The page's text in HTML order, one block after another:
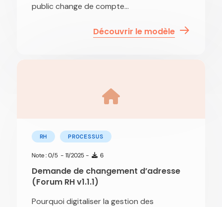
public change de compte...
Découvrir le modèle
RH PROCESSUS
Note : 0/5 - 11/2025 - 6
Demande de changement d’adresse
(Forum RH v1.1.1)
Pourquoi digitaliser la gestion des